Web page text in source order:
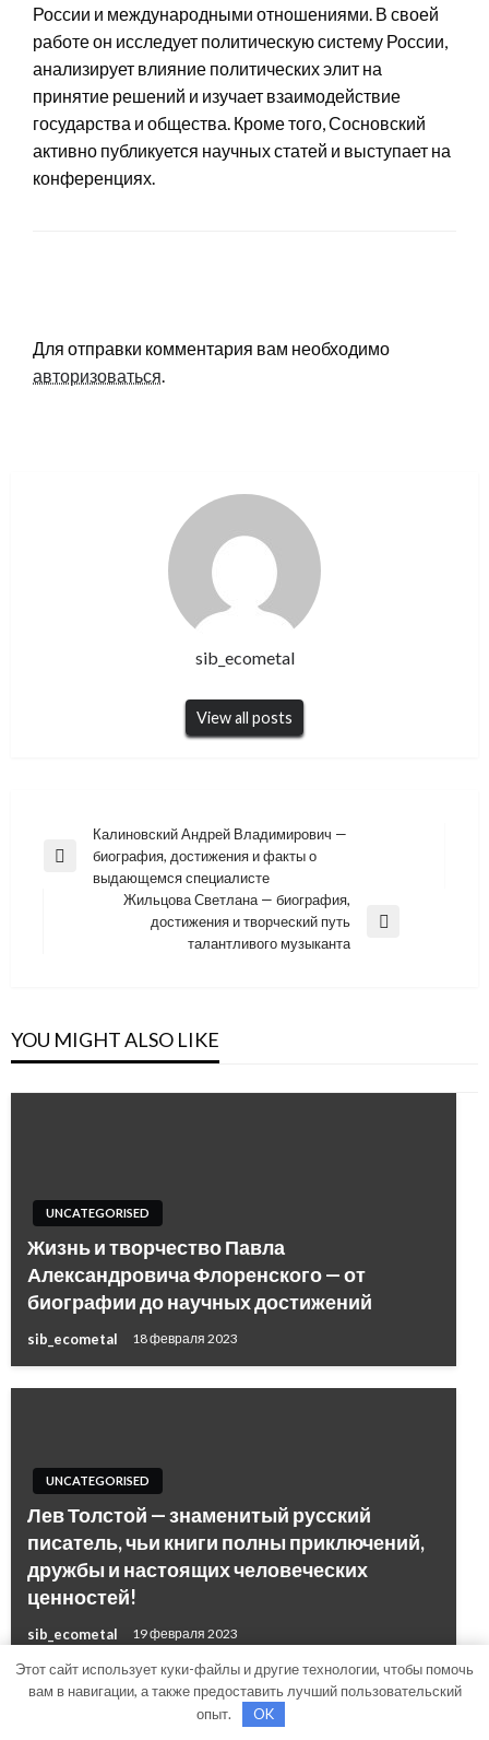
России и международными отношениями. В своей
работе он исследует политическую систему России,
анализирует влияние политических элит на
принятие решений и изучает взаимодействие
государства и общества. Кроме того, Сосновский
активно публикуется научных статей и выступает на
конференциях.
Для отправки комментария вам необходимо
авторизоваться.
sib_ecometal
View all posts
Навигация
по
записям
Previous
Калиновский Андрей Владимирович —
биография, достижения и факты о
выдающемся специалисте
Жильцова Светлана — биография,
достижения и творческий путь
талантливого музыканта
YOU MIGHT ALSO LIKE
UNCATEGORISED
Жизнь и творчество Павла
Александровича Флоренского — от
биографии до научных достижений
sib_ecometal 18 февраля 2023
UNCATEGORISED
Лев Толстой — знаменитый русский
писатель, чьи книги полны приключений,
дружбы и настоящих человеческих
ценностей!
sib_ecometal 19 февраля 2023
Этот сайт использует куки-файлы и другие технологии, чтобы помочь
вам в навигации, а также предоставить лучший пользовательский
опыт.
OK